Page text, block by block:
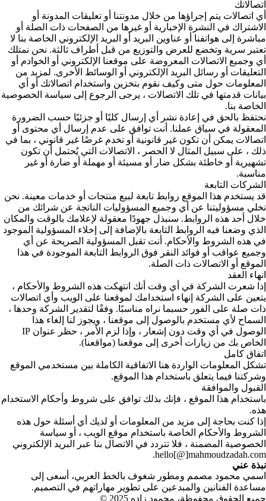
اتصالاتك
أي اتصالات يتم إجراؤها من خلال مدونتنا أو تعليقات المدونة أو
الاشتراك في النشرة الإخبارية أو غيرها من الصفحات ذات الصلة أو
مباشرة إلى هواتفنا أو عناوين البريد أو البريد الإلكتروني الخاصة بنا لا
تعتبر سرية وتخضع للعرض والتوزيع من قبل أطراف ثالثة. نحن نمتلك
أي وجميع الاتصالات المعروضة على موقعنا الإلكتروني أو الخوادم أو
التعليقات أو رسائل البريد الإلكتروني أو الوسائط الأخرى. لمزيد من
المعلومات حول متى وكيف نقوم بتخزين واستخدام اتصالاتك أو أي
بيانات قدمتها في تلك الاتصالات ، يرجى الرجوع إلى سياسة الخصوصية
الخاصة بنا.
نحتفظ بالحق في إعادة نشر أي إرسال كليًا أو جزئيًا حسب الضرورة
المعقولة في سياق عملنا. أنت توافق على عدم إرسال أي محتوى أو
اتصالات يمكن أن تكون غير قانونية أو تخدم غرضًا غير قانوني ، بما في
ذلك ، على سبيل المثال لا الحصر ، الاتصالات التي يُحتمل أن تكون
تشهيرية أو خاطئة بشكل ضار أو مسيئة أو مهملة أو ضارة أو غير
مناسبة.
الشركات التابعة
قد يستخدم هذا الموقع روابط تابعة لبيع منتجات أو خدمات معينة. نحن
نخلي مسؤوليتنا عن أي وجميع المسؤوليات الناتجة عن شرائك من
خلال أحد هذه الروابط. سنبذل جهودًا معقولة لإعلامك بالوقت والمكان
الذي وضعنا فيه الروابط التابعة بالإضافة إلى إخلاء المسؤولية الموجود
في هذه الشروط والأحكام. أنت تقبل المسؤولية الصريحة عن أي
وجميع عواقب أو فوائد النقر فوق الروابط التابعة الموجودة في هذا
الموقع أو الاتصالات ذات الصلة.
انهاء العقد
إذا شعرت الشركة في أي وقت أنك انتهكت هذه الشروط والأحكام ،
يتعين على الشركة إنهاء استخدامك لموقعنا على الويب وأي اتصالات
ذات صلة على الفور حسبما نراه مناسبًا. وفقًا لتقدير الشركة وحدها ،
السماح لأي مستخدم بالوصول إلى موقعنا ، ويجوز لنا إلغاء هذا
الوصول في أي وقت دون إشعار ، وإذا لزم الأمر ، حظر عنوان IP
الخاص بك من زيارات أخرى إلى موقعنا (مواقعنا).
اتفاق كامل
تشكل المعلومات الواردة هنا الاتفاقية الكاملة بين مستخدمي الموقع
وشركتنا فيما يتعلق باستخدام هذا الموقع.
القبول والموافقة
باستخدام هذا الموقع ، فإنك بذلك توافق على شروط وأحكام الاستخدام
هذه.
إذا كنت بحاجة إلى مزيد من المعلومات أو لديك أي أسئلة حول هذه
الشروط والأحكام الخاصة باستخدام موقع الويب ، أو سياسة
الخصوصية المضمنة ، فلا تتردد في الاتصال بنا عبر البريد الإلكتروني
hello[@]mahmoudzadah.com.
نبذة عني
اسمي محمود مصمم ومطور شغوف بالخط العربي، أسعى إلى
مساعدة الفنانين والمبدعين على تطوير مهاراتهم في التصميم.
جميع الحقوق محفوظة، محمود زاده 2025 ©